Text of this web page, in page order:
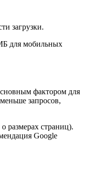
загрузки.
для мобильных
фактором для
запросов,
размерах страниц).
Google